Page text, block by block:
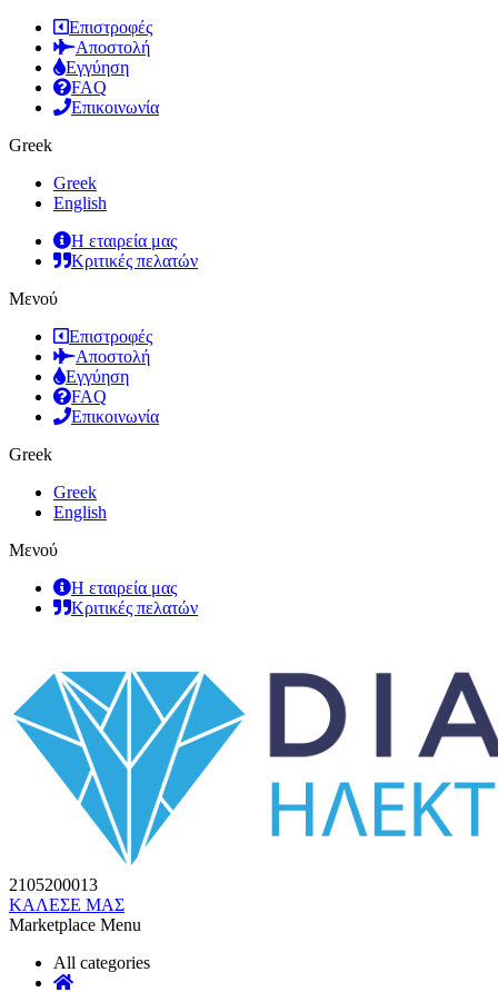
Επιστροφές
Αποστολή
Εγγύηση
FAQ
Επικοινωνία
Greek
Greek
English
Η εταιρεία μας
Κριτικές πελατών
Μενού
Επιστροφές
Αποστολή
Εγγύηση
FAQ
Επικοινωνία
Greek
Greek
English
Μενού
Η εταιρεία μας
Κριτικές πελατών
2105200013
ΚΑΛΕΣΕ ΜΑΣ
Marketplace Menu
All categories